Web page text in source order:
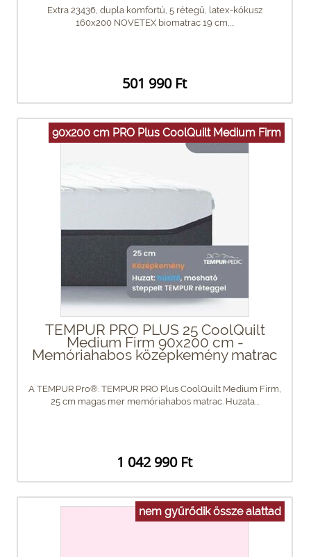
Extra 23436, dupla komfortú, 5 rétegű, latex-kókusz
160x200 NOVETEX biomatrac 19 cm,...
501 990 Ft
90x200 cm PRO Plus CoolQuilt Medium Firm
TEMPUR PRO PLUS 25 CoolQuilt
Medium Firm 90x200 cm -
Memóriahabos középkemény matrac
A TEMPUR Pro®. TEMPUR PRO Plus CoolQuilt Medium Firm,
25 cm magas mer memóriahabos matrac. Huzata...
1 042 990 Ft
nem gyűrődik össze alattad